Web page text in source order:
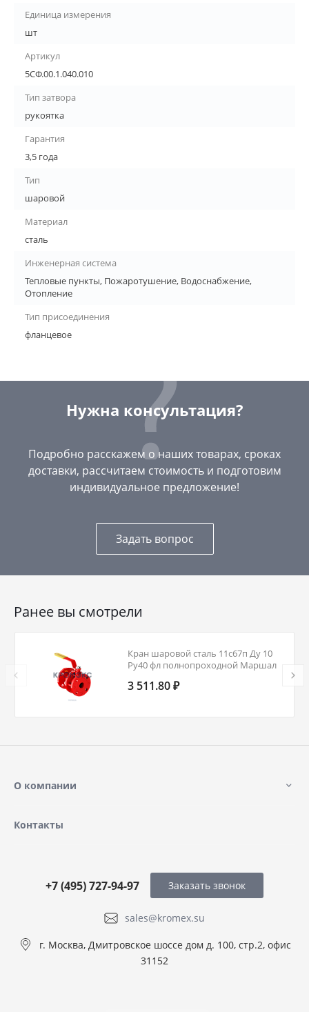
Единица измерения
шт
Артикул
5СФ.00.1.040.010
Тип затвора
рукоятка
Гарантия
3,5 года
Тип
шаровой
Материал
сталь
Инженерная система
Тепловые пункты, Пожаротушение, Водоснабжение,
Отопление
Тип присоединения
фланцевое
Нужна консультация?
Подробно расскажем о наших товарах, сроках
доставки, рассчитаем стоимость и подготовим
индивидуальное предложение!
Задать вопрос
Ранее вы смотрели
Кран шаровой сталь 11с67п Ду 10
Ру40 фл полнопроходной Маршал
3 511.80 ₽
О компании
Контакты
sales@kromex.su
+7 (495) 727-94-97
г. Москва, Дмитровское шоссе дом д. 100, стр.2, офис
31152
Заказать звонок